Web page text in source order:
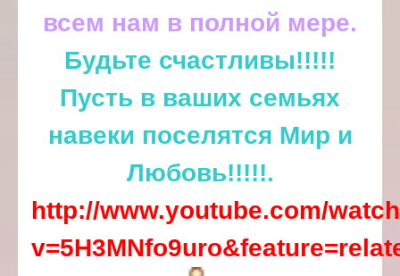
всем нам в полной мере.
Будьте счастливы!!!!!
Пусть в ваших семьях
навеки поселятся Мир и
Любовь!!!!!.
http://www.youtube.com/